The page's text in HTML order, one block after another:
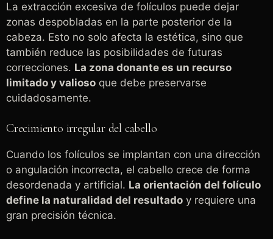
La extracción excesiva de folículos puede dejar
zonas despobladas en la parte posterior de la
cabeza. Esto no solo afecta la estética, sino que
también reduce las posibilidades de futuras
correcciones. La zona donante es un recurso
limitado y valioso que debe preservarse
cuidadosamente.
Crecimiento irregular del cabello
Cuando los folículos se implantan con una dirección
o angulación incorrecta, el cabello crece de forma
desordenada y artificial. La orientación del folículo
define la naturalidad del resultado y requiere una
gran precisión técnica.